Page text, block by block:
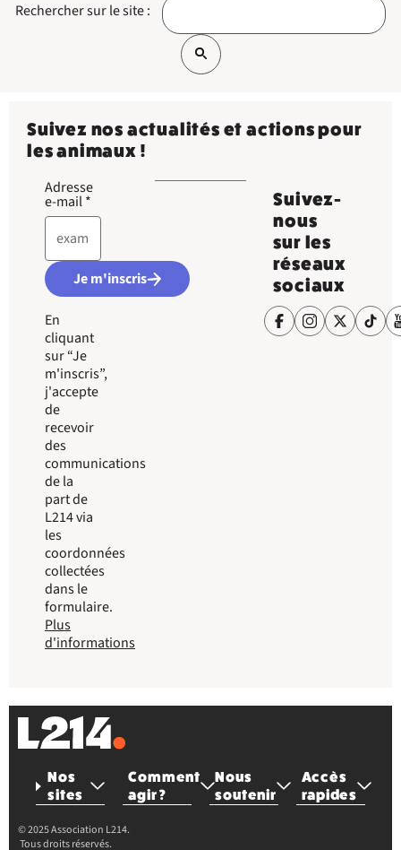
Rechercher sur le site :
Suivez nos actualités et actions pour
les animaux !
Adresse
e-mail*
Je m'inscris
En
cliquant
sur “Je
m'inscris”,
j'accepte
de
recevoir
des
communications
de la
part de
L214 via
les
coordonnées
collectées
dans le
formulaire.
Plus
d'informations
Suivez-
nous
sur les
réseaux
sociaux
Nos
sites
Comment
agir ?
Nous
soutenir
Accès
rapides
© 2025 Association L214.
Tous droits réservés.